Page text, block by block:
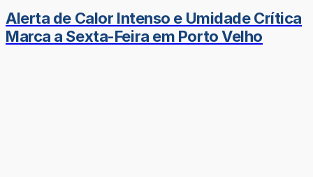
Alerta de Calor Intenso e Umidade Crítica
Marca a Sexta-Feira em Porto Velho